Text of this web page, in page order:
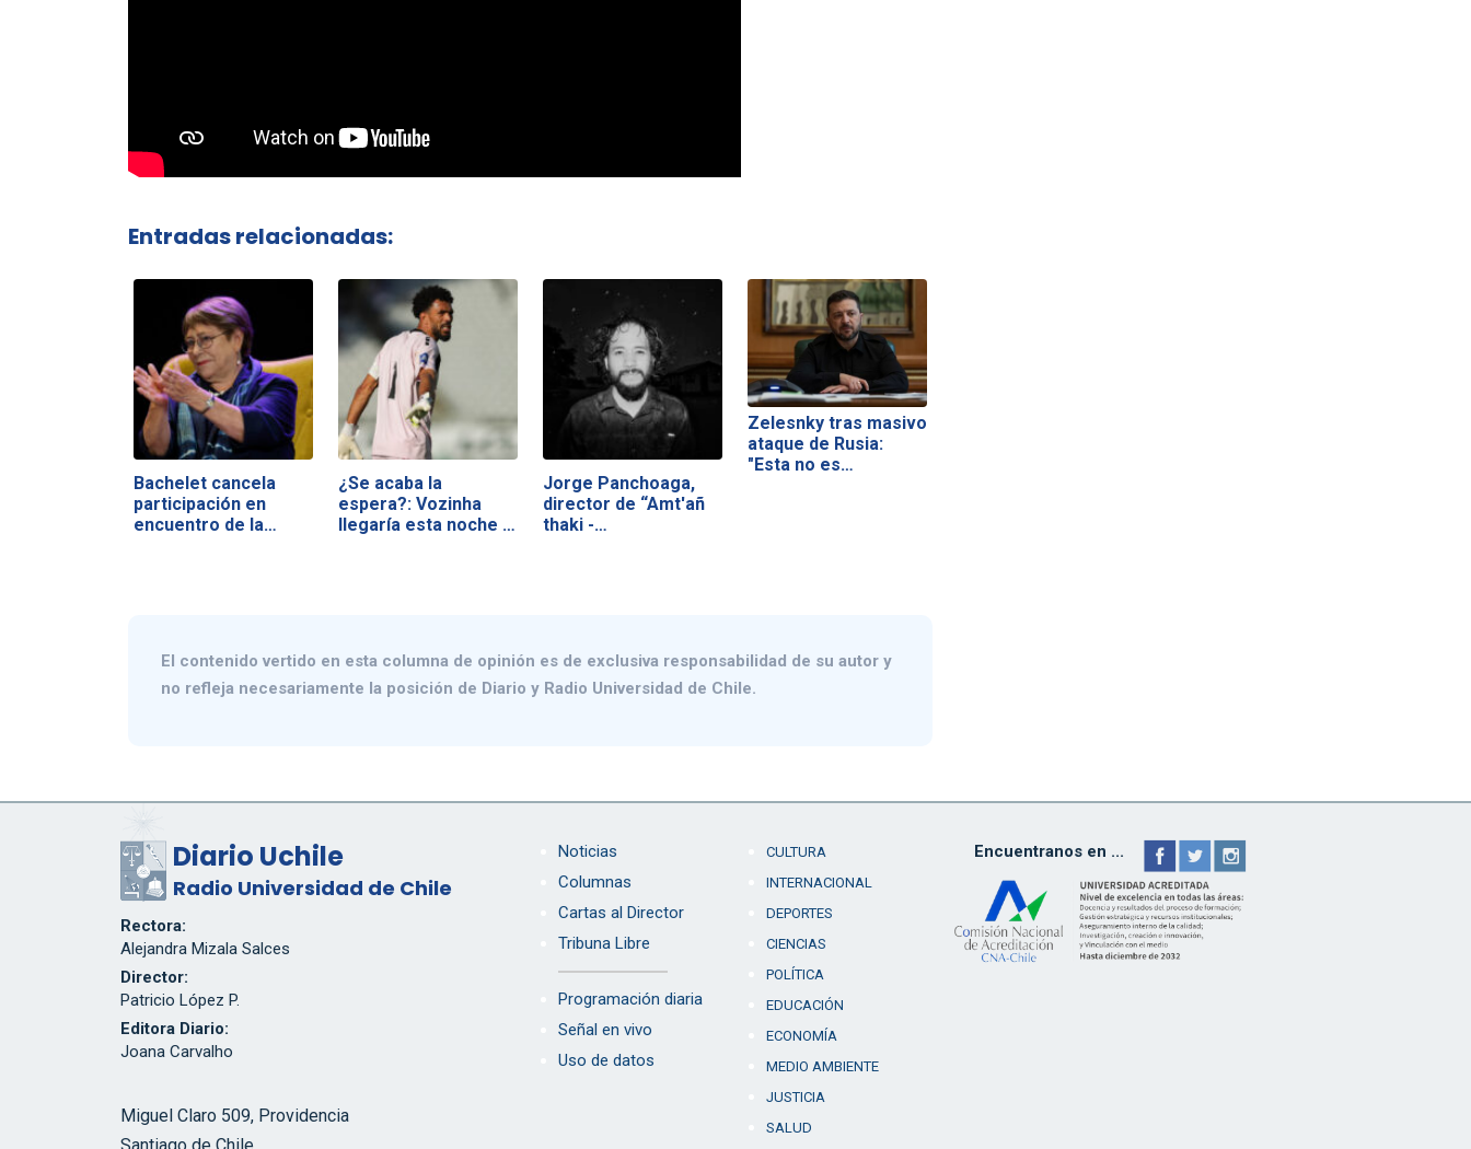
Entradas relacionadas:
Bachelet cancela
participación en
encuentro de la…
¿Se acaba la
espera?: Vozinha
llegaría esta noche a
Jorge Panchoaga,
director de “Amt'añ
thaki -…
Zelesnky tras masivo
ataque de Rusia:
"Esta no es…
El contenido vertido en esta columna de opinión es de exclusiva responsabilidad de su autor y
no refleja necesariamente la posición de Diario y Radio Universidad de Chile.
Diario Uchile
Radio Universidad de Chile
Rectora:
Alejandra Mizala Salces
Director:
Patricio López P.
Editora Diario:
Joana Carvalho
Miguel Claro 509, Providencia
Santiago de Chile
Noticias
Columnas
Cartas al Director
Tribuna Libre
Programación diaria
Señal en vivo
Uso de datos
CULTURA
INTERNACIONAL
DEPORTES
CIENCIAS
POLÍTICA
EDUCACIÓN
ECONOMÍA
MEDIO AMBIENTE
JUSTICIA
SALUD
Encuentranos en ...